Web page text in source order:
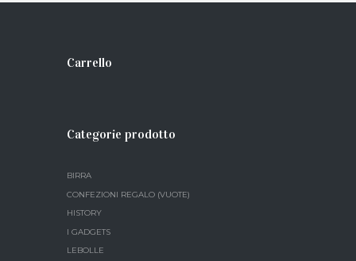
Carrello
Categorie prodotto
BIRRA
CONFEZIONI REGALO (VUOTE)
HISTORY
I GADGETS
LEBOLLE